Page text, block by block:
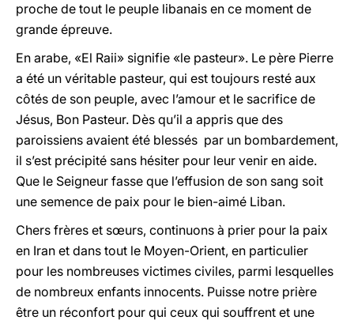
proche de tout le peuple libanais en ce moment de
grande épreuve.
En arabe, «El Raii» signifie «le pasteur». Le père Pierre
a été un véritable pasteur, qui est toujours resté aux
côtés de son peuple, avec l’amour et le sacrifice de
Jésus, Bon Pasteur. Dès qu’il a appris que des
paroissiens avaient été blessés par un bombardement,
il s’est précipité sans hésiter pour leur venir en aide.
Que le Seigneur fasse que l’effusion de son sang soit
une semence de paix pour le bien-aimé Liban.
Chers frères et sœurs, continuons à prier pour la paix
en Iran et dans tout le Moyen-Orient, en particulier
pour les nombreuses victimes civiles, parmi lesquelles
de nombreux enfants innocents. Puisse notre prière
être un réconfort pour qui ceux qui souffrent et une